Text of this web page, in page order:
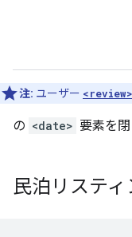
注: ユーザー <review>
の <date> 要素を
民泊リスティ